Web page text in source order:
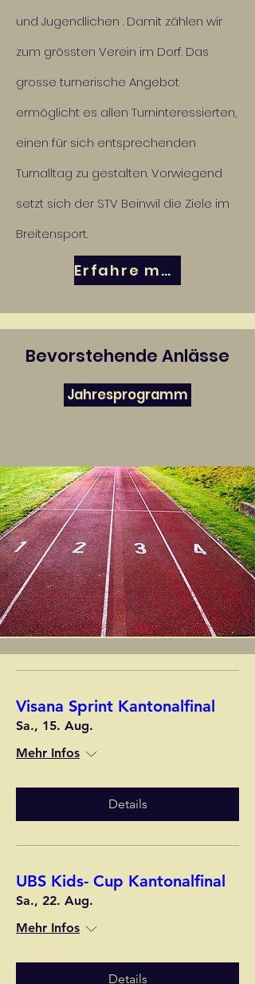
und Jugendlichen . Damit zählen wir
zum grössten Verein im Dorf. Das
grosse turnerische Angebot
ermöglicht es allen Turninteressierten,
einen für sich entsprechenden
Turnalltag zu gestalten. Vorwiegend
setzt sich der STV Beinwil die Ziele im
Breitensport.
Erfahre mehr über uns
Bevorstehende Anlässe
Jahresprogramm
Visana Sprint Kantonalfinal
Sa., 15. Aug.
Mehr Infos
Details
UBS Kids- Cup Kantonalfinal
Sa., 22. Aug.
Mehr Infos
Details